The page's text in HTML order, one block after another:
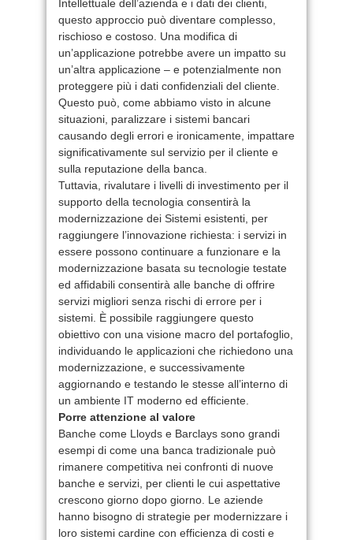
Intellettuale dell’azienda e i dati dei clienti,
questo approccio può diventare complesso,
rischioso e costoso. Una modifica di
un’applicazione potrebbe avere un impatto su
un’altra applicazione – e potenzialmente non
proteggere più i dati confidenziali del cliente.
Questo può, come abbiamo visto in alcune
situazioni, paralizzare i sistemi bancari
causando degli errori e ironicamente, impattare
significativamente sul servizio per il cliente e
sulla reputazione della banca.
Tuttavia, rivalutare i livelli di investimento per il
supporto della tecnologia consentirà la
modernizzazione dei Sistemi esistenti, per
raggiungere l’innovazione richiesta: i servizi in
essere possono continuare a funzionare e la
modernizzazione basata su tecnologie testate
ed affidabili consentirà alle banche di offrire
servizi migliori senza rischi di errore per i
sistemi. È possibile raggiungere questo
obiettivo con una visione macro del portafoglio,
individuando le applicazioni che richiedono una
modernizzazione, e successivamente
aggiornando e testando le stesse all’interno di
un ambiente IT moderno ed efficiente.
Porre attenzione al valore
Banche come Lloyds e Barclays sono grandi
esempi di come una banca tradizionale può
rimanere competitiva nei confronti di nuove
banche e servizi, per clienti le cui aspettative
crescono giorno dopo giorno. Le aziende
hanno bisogno di strategie per modernizzare i
loro sistemi cardine con efficienza di costi e